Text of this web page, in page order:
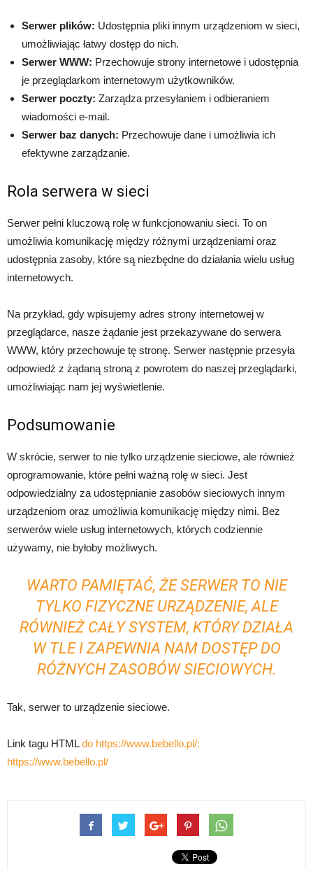
Serwer plików: Udostępnia pliki innym urządzeniom w sieci,
umożliwiając łatwy dostęp do nich.
Serwer WWW: Przechowuje strony internetowe i udostępnia
je przeglądarkom internetowym użytkowników.
Serwer poczty: Zarządza przesyłaniem i odbieraniem
wiadomości e-mail.
Serwer baz danych: Przechowuje dane i umożliwia ich
efektywne zarządzanie.
Rola serwera w sieci
Serwer pełni kluczową rolę w funkcjonowaniu sieci. To on
umożliwia komunikację między różnymi urządzeniami oraz
udostępnia zasoby, które są niezbędne do działania wielu usług
internetowych.
Na przykład, gdy wpisujemy adres strony internetowej w
przeglądarce, nasze żądanie jest przekazywane do serwera
WWW, który przechowuje tę stronę. Serwer następnie przesyła
odpowiedź z żądaną stroną z powrotem do naszej przeglądarki,
umożliwiając nam jej wyświetlenie.
Podsumowanie
W skrócie, serwer to nie tylko urządzenie sieciowe, ale również
oprogramowanie, które pełni ważną rolę w sieci. Jest
odpowiedzialny za udostępnianie zasobów sieciowych innym
urządzeniom oraz umożliwia komunikację między nimi. Bez
serwerów wiele usług internetowych, których codziennie
używamy, nie byłoby możliwych.
WARTO PAMIĘTAĆ, ŻE SERWER TO NIE
TYLKO FIZYCZNE URZĄDZENIE, ALE
RÓWNIEŻ CAŁY SYSTEM, KTÓRY DZIAŁA
W TLE I ZAPEWNIA NAM DOSTĘP DO
RÓŻNYCH ZASOBÓW SIECIOWYCH.
Tak, serwer to urządzenie sieciowe.
Link tagu HTMLdo https://www.bebello.pl/:
https://www.bebello.pl/